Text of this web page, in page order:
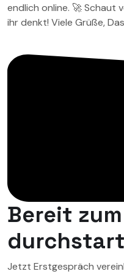
endlich online. 🚀 Schaut
ihr denkt! Viele Grüße,
Bereit zum
Jetzt Erstgespräch